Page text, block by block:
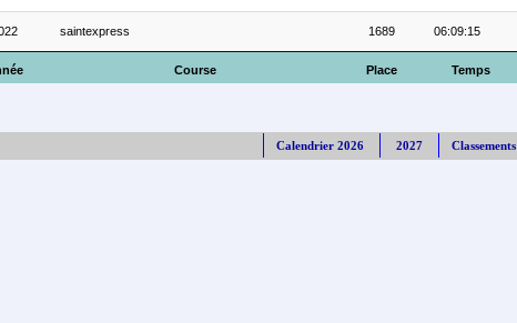
Course Place Temps
saintexpress 1689 06:09:15
Calendrier 2026 2027 Classements